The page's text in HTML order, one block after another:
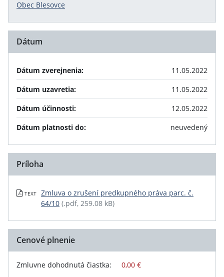
Obec Blesovce
Dátum
Dátum zverejnenia:
11.05.2022
Dátum uzavretia:
11.05.2022
Dátum účinnosti:
12.05.2022
Dátum platnosti do:
neuvedený
Príloha
TEXT
Zmluva o zrušení predkupného práva parc. č.
64/10 (.pdf, 259.08 kB)
Cenové plnenie
Zmluvne dohodnutá čiastka: 0,00 €